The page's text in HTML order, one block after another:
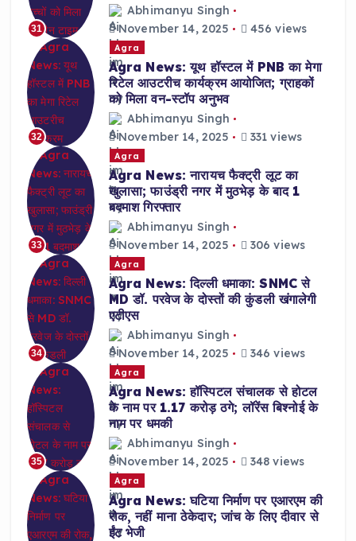
31
Abhimanyu Singh
November 14, 2025
456 views
32
Agra
Agra News: यूथ हॉस्टल में PNB का मेगा
रिटेल आउटरीच कार्यक्रम आयोजित; ग्राहकों
को मिला वन-स्टॉप अनुभव
Abhimanyu Singh
November 14, 2025
331 views
33
Agra
Agra News: नारायच फैक्ट्री लूट का
खुलासा; फाउंड्री नगर में मुठभेड़ के बाद 1
बदमाश गिरफ्तार
Abhimanyu Singh
November 14, 2025
306 views
34
Agra
Agra News: दिल्ली धमाका: SNMC से
MD डॉ. परवेज के दोस्तों की कुंडली खंगालेगी
एटीएस
Abhimanyu Singh
November 14, 2025
346 views
35
Agra
Agra News: हॉस्पिटल संचालक से होटल
के नाम पर 1.17 करोड़ ठगे; लॉरेंस बिश्नोई के
नाम पर धमकी
Abhimanyu Singh
November 14, 2025
348 views
Agra
Agra News: घटिया निर्माण पर एआरएम की
रोक, नहीं माना ठेकेदार; जांच के लिए दीवार से
ईंट भेजी